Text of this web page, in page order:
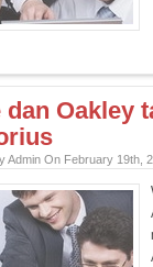
dan Oakley
Admin On February 19th,